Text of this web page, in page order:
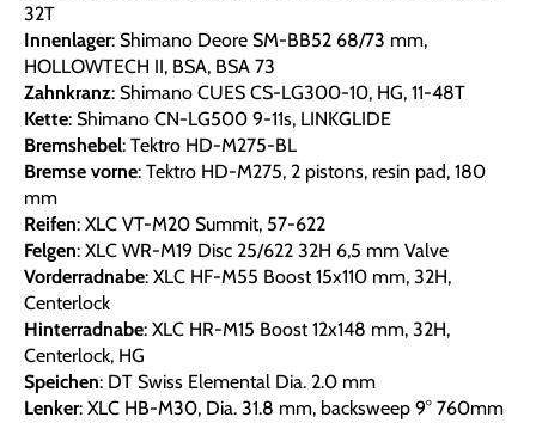
32T
Innenlager: Shimano Deore SM-BB52 68/73 mm,
HOLLOWTECH II, BSA, BSA 73
Zahnkranz: Shimano CUES CS-LG300-10, HG, 11-48T
Kette: Shimano CN-LG500 9-11s, LINKGLIDE
Bremshebel: Tektro HD-M275-BL
Bremse vorne: Tektro HD-M275, 2 pistons, resin pad, 180
mm
Reifen: XLC VT-M20 Summit, 57-622
Felgen: XLC WR-M19 Disc 25/622 32H 6,5 mm Valve
Vorderradnabe: XLC HF-M55 Boost 15x110 mm, 32H,
Centerlock
Hinterradnabe: XLC HR-M15 Boost 12x148 mm, 32H,
Centerlock, HG
Speichen: DT Swiss Elemental Dia. 2.0 mm
Lenker: XLC HB-M30, Dia. 31.8 mm, backsweep 9° 760mm